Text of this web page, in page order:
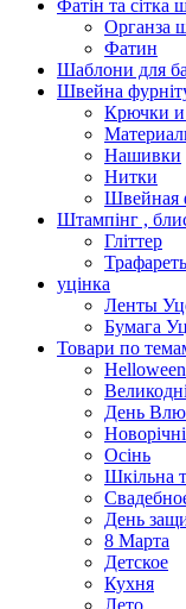
Фатін та сітка
Органза
Фатин
Шаблони для
Швейна
Крючки
Нашивки
Нитки
Швейная
Штампінг ,
Гліттер
уцінка
Ленты
Бумага
Товари по
Helloween
День
Осінь
Шкільна
День
8 Марта
Детское
Кухня
Лето